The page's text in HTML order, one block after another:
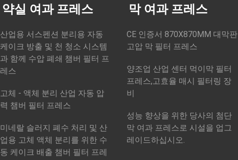
약실 여과 프레스
산업용 서스펜션 분리용 자동
케이크 방출 및 천 청소 시스템
과 함께 수압 폐쇄 챔버 필터 프
레스
고체 - 액체 분리 산업 자동 압
력 챔버 필터 프레스
미네랄 슬러지 폐수 처리 및 산
업용 고체 액체 분리를 위한 수
동 케이크 배출 챔버 필터 프레
막 여과 프레스
CE 인증서 870X870MM 대막판
고압 막 필터 프레스
양조업 산업 센터 먹이막 필터
프레스,고효율 매시 필터링 장
비
성능 향상을 위한 당사의 첨단
막 여과 프레스로 시설을 업그
레이드하십시오.